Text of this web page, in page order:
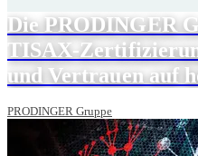
Die PRODINGER
TISAX-
und Vertrauen auf
PRODINGER Gruppe